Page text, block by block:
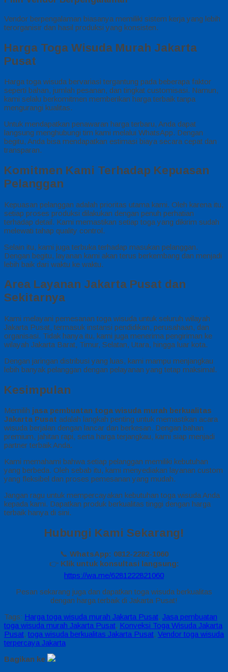
Vendor berpengalaman biasanya memiliki sistem kerja yang lebih
terorganisir dan hasil produksi yang konsisten.
Harga Toga Wisuda Murah Jakarta
Pusat
Harga toga wisuda bervariasi tergantung pada beberapa faktor
seperti bahan, jumlah pesanan, dan tingkat customisasi. Namun,
kami selalu berkomitmen memberikan harga terbaik tanpa
mengurangi kualitas.
Untuk mendapatkan penawaran harga terbaru, Anda dapat
langsung menghubungi tim kami melalui WhatsApp. Dengan
begitu, Anda bisa mendapatkan estimasi biaya secara cepat dan
transparan.
Komitmen Kami Terhadap Kepuasan
Pelanggan
Kepuasan pelanggan adalah prioritas utama kami. Oleh karena itu,
setiap proses produksi dilakukan dengan penuh perhatian
terhadap detail. Kami memastikan setiap toga yang dikirim sudah
melewati tahap quality control.
Selain itu, kami juga terbuka terhadap masukan pelanggan.
Dengan begitu, layanan kami akan terus berkembang dan menjadi
lebih baik dari waktu ke waktu.
Area Layanan Jakarta Pusat dan
Sekitarnya
Kami melayani pemesanan toga wisuda untuk seluruh wilayah
Jakarta Pusat, termasuk instansi pendidikan, perusahaan, dan
organisasi. Tidak hanya itu, kami juga menerima pengiriman ke
wilayah Jakarta Barat, Timur, Selatan, Utara, hingga luar kota.
Dengan jaringan distribusi yang luas, kami mampu menjangkau
lebih banyak pelanggan dengan pelayanan yang tetap maksimal.
Kesimpulan
Memilih jasa pembuatan toga wisuda murah berkualitas
Jakarta Pusat adalah langkah penting untuk memastikan acara
wisuda berjalan dengan lancar dan berkesan. Dengan bahan
premium, jahitan rapi, serta harga terjangkau, kami siap menjadi
partner terbaik Anda.
Kami memahami bahwa setiap pelanggan memiliki kebutuhan
yang berbeda. Oleh sebab itu, kami menyediakan layanan custom
yang fleksibel dan proses pemesanan yang mudah.
Jangan ragu untuk mempercayakan kebutuhan toga wisuda Anda
kepada kami. Dapatkan produk berkualitas tinggi dengan harga
terbaik hanya di sini.
Hubungi Kami Sekarang!
📞 WhatsApp: 0812-2282-1060
👉 Klik untuk konsultasi langsung:
https://wa.me/6281222821060
Pesan sekarang juga dan dapatkan toga wisuda berkualitas
dengan harga terbaik di Jakarta Pusat!
Tags: Harga toga wisuda murah Jakarta Pusat, Jasa pembuatan
toga wisuda murah Jakarta Pusat, Konveksi Toga Wisuda Jakarta
Pusat, toga wisuda berkualitas Jakarta Pusat, Vendor toga wisuda
terpercaya Jakarta
Bagikan ke